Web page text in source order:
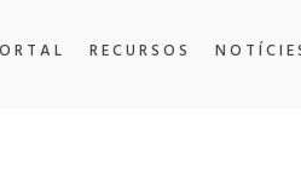
RECURSOS